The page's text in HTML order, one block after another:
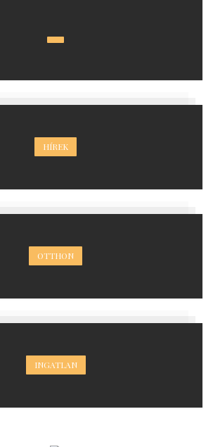
HÍREK
OTTHON
INGATLAN